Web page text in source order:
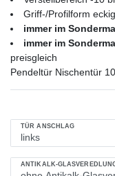
Griff-/Profilform
immer im
immer im
preisgleich
Pendeltür Nischentür
TÜR ANSCHLAG
ANTIKALK-